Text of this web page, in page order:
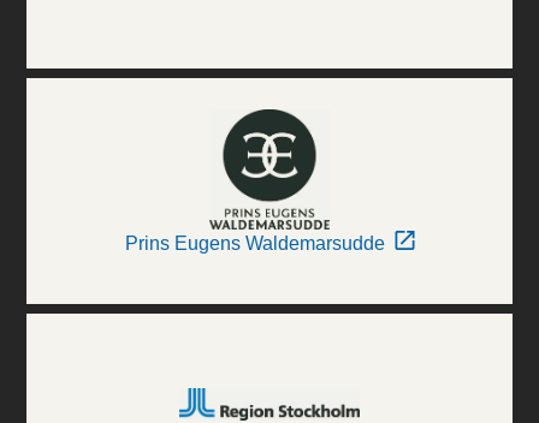
Prins Eugens Waldemarsudde